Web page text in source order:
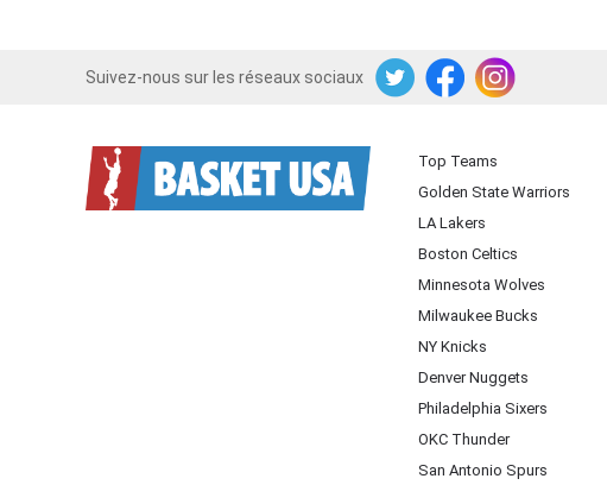
Suivez-nous sur les réseaux sociaux
TwitterFacebookInstagram
Top Teams
Golden State Warriors
LA Lakers
Boston Celtics
Minnesota Wolves
Milwaukee Bucks
NY Knicks
Denver Nuggets
Philadelphia Sixers
OKC Thunder
San Antonio Spurs